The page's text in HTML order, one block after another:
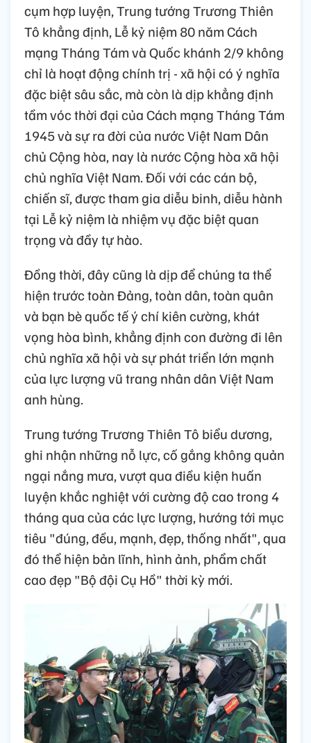
cụm hợp luyện, Trung tướng Trương Thiên
Tô khẳng định, Lễ kỷ niệm 80 năm Cách
mạng Tháng Tám và Quốc khánh 2/9 không
chỉ là hoạt động chính trị - xã hội có ý nghĩa
đặc biệt sâu sắc, mà còn là dịp khẳng định
tầm vóc thời đại của Cách mạng Tháng Tám
1945 và sự ra đời của nước Việt Nam Dân
chủ Cộng hòa, nay là nước Cộng hòa xã hội
chủ nghĩa Việt Nam. Đối với các cán bộ,
chiến sĩ, được tham gia diễu binh, diễu hành
tại Lễ kỷ niệm là nhiệm vụ đặc biệt quan
trọng và đầy tự hào.
Đồng thời, đây cũng là dịp để chúng ta thể
hiện trước toàn Đảng, toàn dân, toàn quân
và bạn bè quốc tế ý chí kiên cường, khát
vọng hòa bình, khẳng định con đường đi lên
chủ nghĩa xã hội và sự phát triển lớn mạnh
của lực lượng vũ trang nhân dân Việt Nam
anh hùng.
Trung tướng Trương Thiên Tô biểu dương,
ghi nhận những nỗ lực, cố gắng không quản
ngại nắng mưa, vượt qua điều kiện huấn
luyện khắc nghiệt với cường độ cao trong 4
tháng qua của các lực lượng, hướng tới mục
tiêu "đúng, đều, mạnh, đẹp, thống nhất", qua
đó thể hiện bản lĩnh, hình ảnh, phẩm chất
cao đẹp "Bộ đội Cụ Hồ" thời kỳ mới.